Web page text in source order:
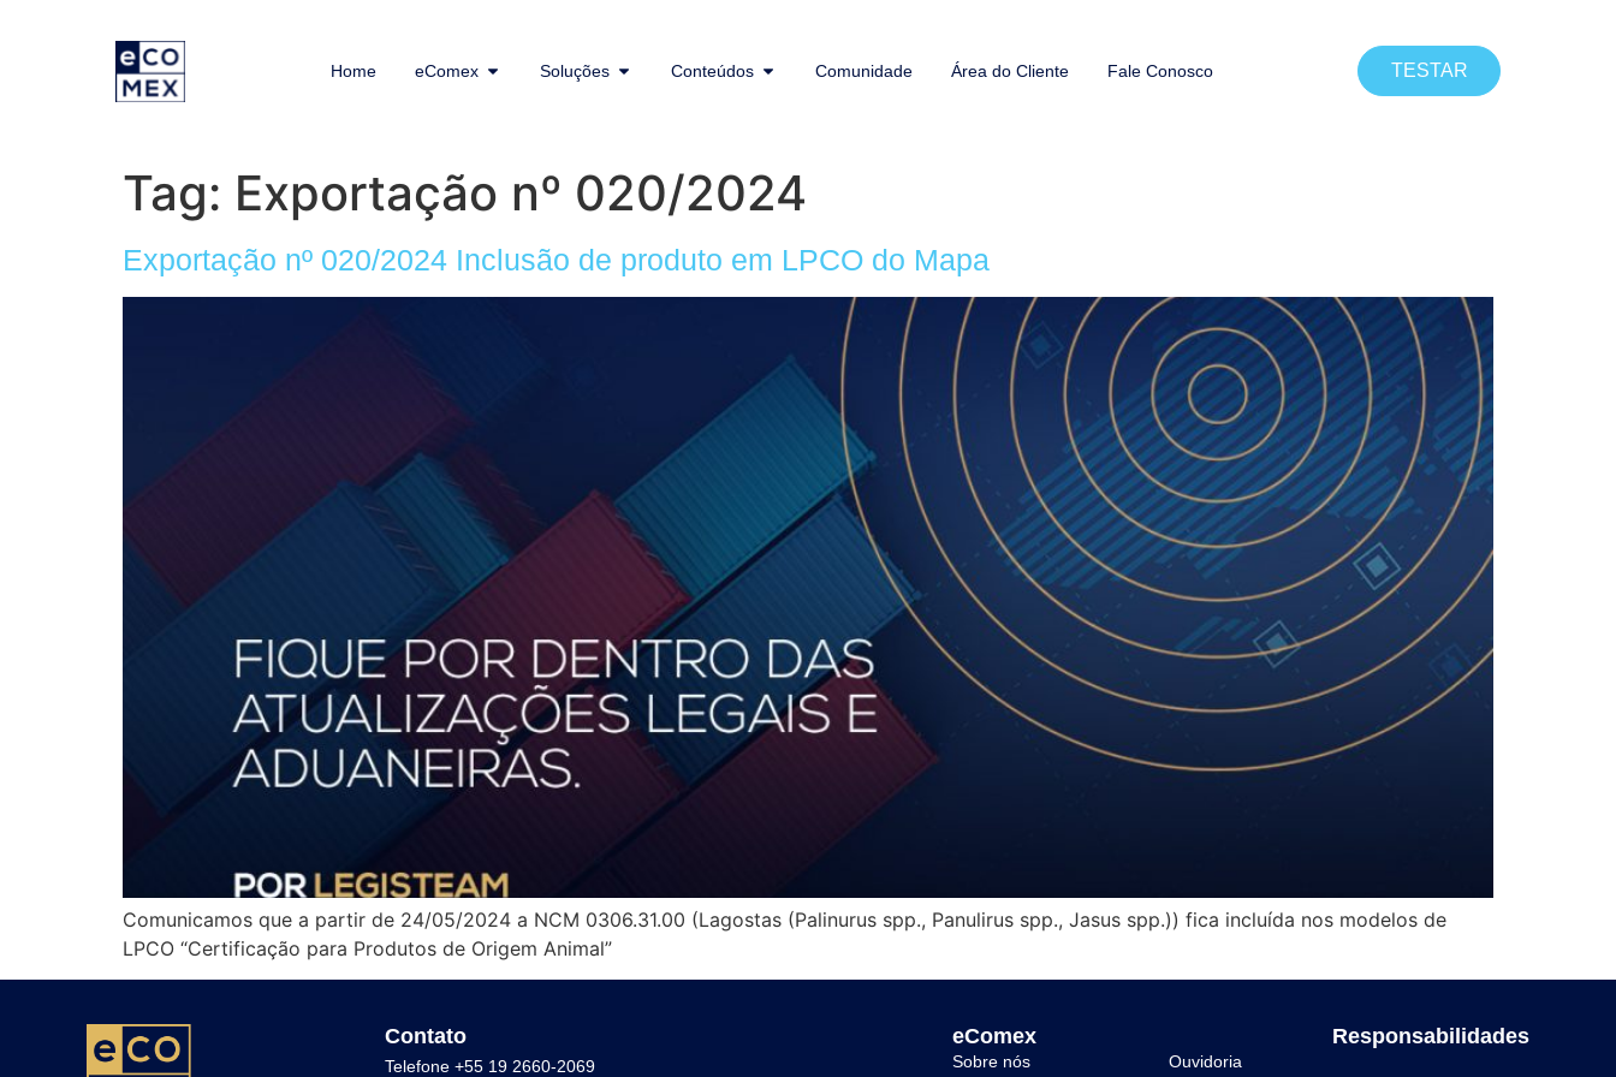
Home eComex Soluções Conteúdos Comunidade Área do Cliente Fale Conosco TESTAR
Tag: Exportação nº 020/2024
Exportação nº 020/2024 Inclusão de produto em LPCO do Mapa
Comunicamos que a partir de 24/05/2024 a NCM 0306.31.00 (Lagostas (Palinurus spp., Panulirus spp., Jasus spp.)) fica incluída nos modelos de
LPCO “Certificação para Produtos de Origem Animal”
Contato
Telefone +55 19 2660-2069
eComex
Sobre nós
Responsabilidades
Ouvidoria